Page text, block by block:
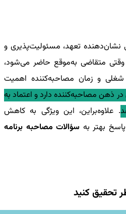
نشان‌دهنده تعهد، مسئولیت‌پذیری و
وقتی متقاضی به‌موقع حاضر می‌شود،
و زمان مصاحبه‌کننده اهمیت
در ذهن مصاحبه‌کننده دارد و اعتماد به
. علاوه‌براین، این ویژگی به کاهش
بهتر به سؤالات مصاحبه برنامه